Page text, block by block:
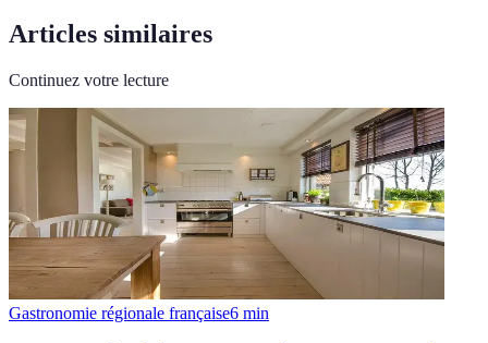
Articles similaires
Continuez votre lecture
Gastronomie régionale française6 min